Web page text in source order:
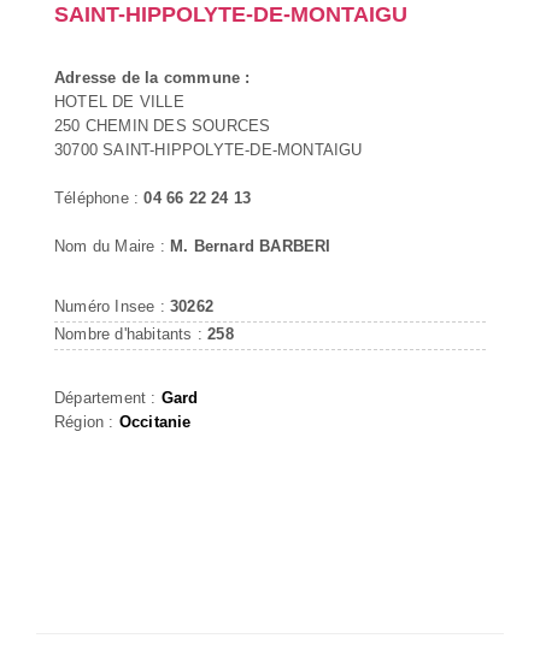
SAINT-HIPPOLYTE-DE-MONTAIGU
Adresse de la commune :
HOTEL DE VILLE
250 CHEMIN DES SOURCES
30700 SAINT-HIPPOLYTE-DE-MONTAIGU
Téléphone :04 66 22 24 13
Nom du Maire : M. Bernard BARBERI
Numéro Insee : 30262
Nombre d'habitants :258
Département : Gard
Région : Occitanie